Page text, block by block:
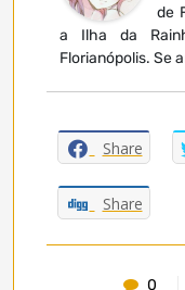
de
a Ilha da
Florianópolis. Se
Share
Share
0